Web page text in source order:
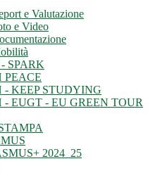
e Valutazione
e Video
SPARK
PEACE
- KEEP STUDYING
- EUGT - EU GREEN TOUR
2024_25